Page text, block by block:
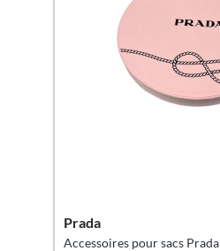
Prada
Accessoires pour sacs Prada